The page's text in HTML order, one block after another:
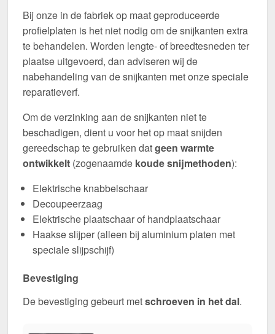
Bij onze in de fabriek op maat geproduceerde
profielplaten is het niet nodig om de snijkanten extra
te behandelen. Worden lengte- of breedtesneden ter
plaatse uitgevoerd, dan adviseren wij de
nabehandeling van de snijkanten met onze speciale
reparatieverf.
Om de verzinking aan de snijkanten niet te
beschadigen, dient u voor het op maat snijden
gereedschap te gebruiken datgeen warmte
ontwikkelt (zogenaamde koude snijmethoden):
Elektrische knabbelschaar
Decoupeerzaag
Elektrische plaatschaar of handplaatschaar
Haakse slijper (alleen bij aluminium platen met
speciale slijpschijf)
Bevestiging
De bevestiging gebeurt metschroeven in het dal.